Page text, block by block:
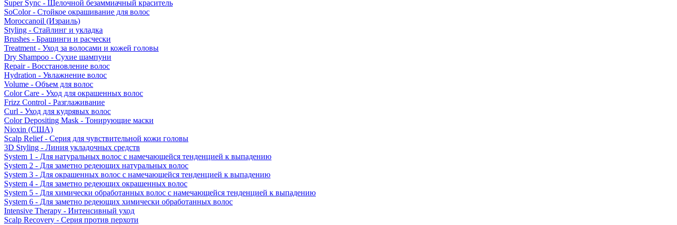
Super Sync - Щелочной безаммиачный краситель
SoColor - Стойкое окрашивание для волос
Moroccanoil (Израиль)
Styling - Стайлинг и укладка
Brushes - Брашинги и расчески
Treatment - Уход за волосами и кожей головы
Dry Shampoo - Сухие шампуни
Repair - Восстановление волос
Hydration - Увлажнение волос
Volume - Объем для волос
Color Care - Уход для окрашенных волос
Frizz Control - Разглаживание
Curl - Уход для кудрявых волос
Color Depositing Mask - Тонирующие маски
Nioxin (США)
Scalp Relief - Серия для чувствительной кожи головы
3D Styling - Линия укладочных средств
System 1 - Для натуральных волос с намечающейся тенденцией к выпадению
System 2 - Для заметно редеющих натуральных волос
System 3 - Для окрашенных волос с намечающейся тенденцией к выпадению
System 4 - Для заметно редеющих окрашенных волос
System 5 - Для химически обработанных волос с намечающейся тенденцией к выпадению
System 6 - Для заметно редеющих химически обработанных волос
Intensive Therapy - Интенсивный уход
Scalp Recovery - Серия против перхоти